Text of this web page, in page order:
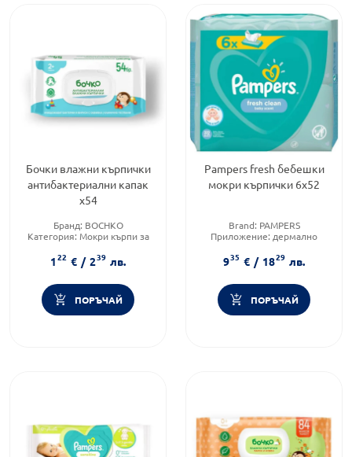
Бочки влажни кърпички
антибактериални капак
х54
Бранд: BOCHKO
Категория: Мокри кърпи за
Форма на продукта:мокри
кърпички
122 € / 239 лв.
ПОРЪЧАЙ
Pampers fresh бебешки
мокри кърпички 6х52
Brand: PAMPERS
Приложение: дермално
935 € / 1829 лв.
ПОРЪЧАЙ